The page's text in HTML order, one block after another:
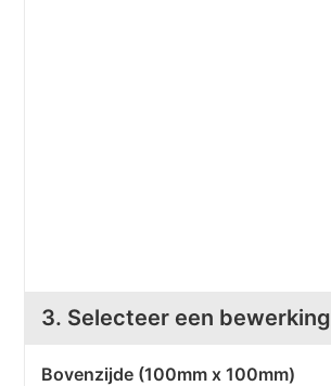
3. Selecteer een bewerking
Bovenzijde (100mm x 100mm)